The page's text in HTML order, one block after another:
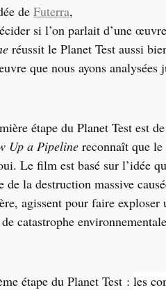
de Futerra,
si l’on parlait d’une
réussit le Planet Test aussi
que nous ayons analysées
étape du Planet Test est
Up a Pipeline reconnaît que
Le film est basé sur l’idée
de la destruction massive
agissent pour faire exploser
catastrophe
étape du Planet Test : les